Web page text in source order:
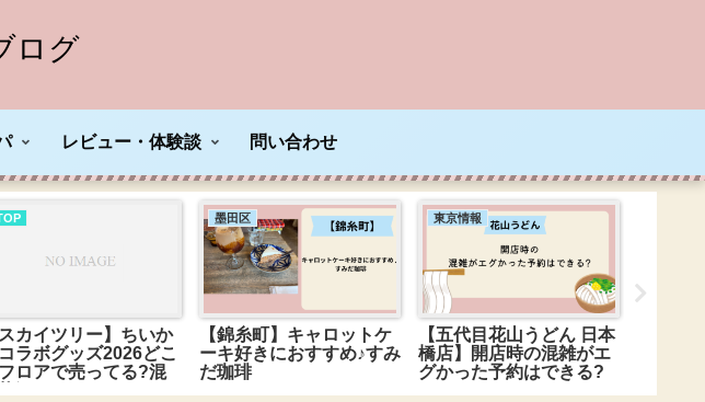
ログ
レビュー・体験談 問い合わせ
スカイツリー】ちいか
ラボグッズ2026どこ
ロアで売ってる?混
況は?
墨田区
【錦糸町】キャロットケ
ーキ好きにおすすめ♪すみ
だ珈琲
東京情報
【五代目花山うどん 日本
橋店】開店時の混雑がエ
グかった予約はできる?